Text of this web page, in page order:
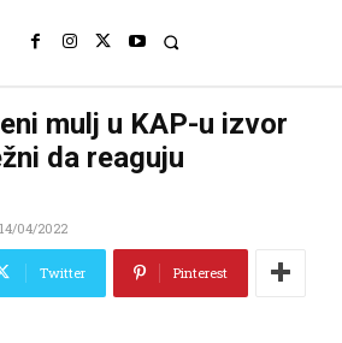
mulj u KAP-u izvor
da reaguju
14/04/2022
Twitter Pinterest